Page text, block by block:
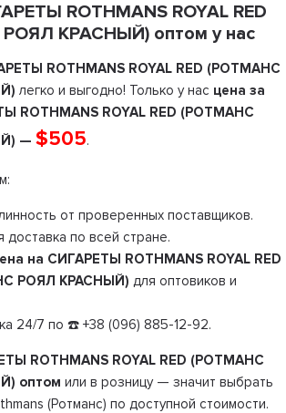
ROTHMANS ROYAL RED
КРАСНЫЙ) оптом у нас
ROTHMANS ROYAL RED (РОТМАНС
легко и выгодно! Только у нас цена за
ROTHMANS ROYAL RED (РОТМАНС
— $505.
от проверенных поставщиков.
по всей стране.
на СИГАРЕТЫ ROTHMANS ROYAL RED
РОЯЛ КРАСНЫЙ) для оптовиков и
24/7 по ☎️ +38 (096) 885-12-92.
ROTHMANS ROYAL RED (РОТМАНС
оптом или в розницу — значит выбрать
(Ротманс) по доступной стоимости.